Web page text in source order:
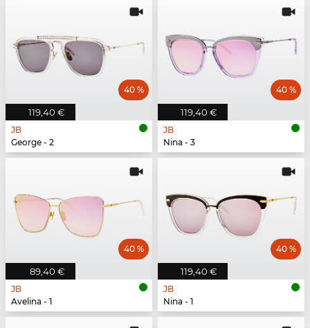
119,40 €
40 %
JB
George - 2
119,40 €
40 %
JB
Nina - 3
89,40 €
40 %
JB
Avelina - 1
119,40 €
40 %
JB
Nina - 1